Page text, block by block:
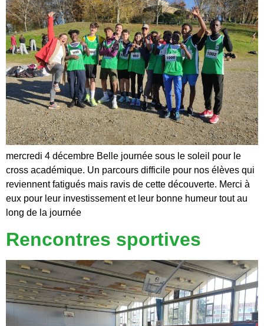
mercredi 4 décembre Belle journée sous le soleil pour le
cross académique. Un parcours difficile pour nos élèves qui
reviennent fatigués mais ravis de cette découverte. Merci à
eux pour leur investissement et leur bonne humeur tout au
long de la journée
Rencontres sportives